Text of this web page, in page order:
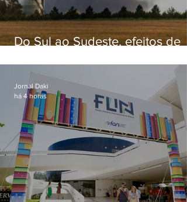
Do Sul ao Sudeste, efeitos de
apreensão na população
Jornal Daki
há 4 horas